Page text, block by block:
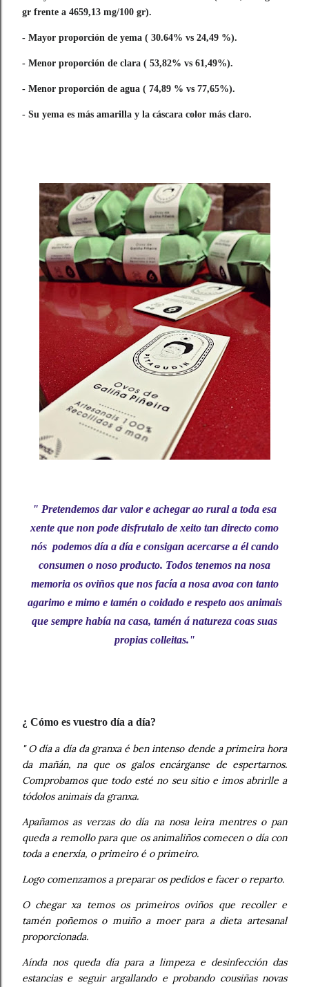
gr frente a 4659,13 mg/100 gr).
- Mayor proporción de yema ( 30.64% vs 24,49 %).
- Menor proporción de clara ( 53,82% vs 61,49%).
- Menor proporción de agua ( 74,89 % vs 77,65%).
- Su yema es más amarilla y la cáscara color más claro.
" Pretendemos dar valor e achegar ao rural a toda esa
xente que non pode disfrutalo de xeito tan directo como
nós podemos día a día e consigan acercarse a él cando
consumen o noso producto. Todos tenemos na nosa
memoria os oviños que nos facía a nosa avoa con tanto
agarimo e mimo e tamén o coidado e respeto aos animais
que sempre había na casa, tamén á natureza coas suas
propias colleitas."
¿ Cómo es vuestro día a día?
" O día a día da granxa é ben intenso dende a primeira hora
da mañán, na que os galos encárganse de espertarnos.
Comprobamos que todo esté no seu sitio e imos abrirlle a
tódolos animais da granxa.
Apañamos as verzas do día na nosa leira mentres o pan
queda a remollo para que os animaliños comecen o día con
toda a enerxía, o primeiro é o primeiro.
Logo comenzamos a preparar os pedidos e facer o reparto.
O chegar xa temos os primeiros oviños que recoller e
tamén poñemos o muiño a moer para a dieta artesanal
proporcionada.
Aínda nos queda día para a limpeza e desinfección das
estancias e seguir argallando e probando cousiñas novas